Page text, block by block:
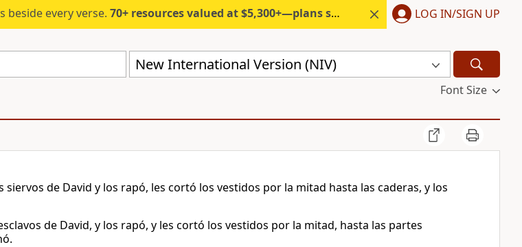
beside every verse. 70+ resources valued at $5,300+—plans start under $6/month. LOG IN/SIGN UP
New International Version (NIV)
Font Size
siervos de David y los rapó, les cortó los vestidos por la mitad hasta las caderas, y los
de David, y los rapó, y les cortó los vestidos por la mitad, hasta las partes